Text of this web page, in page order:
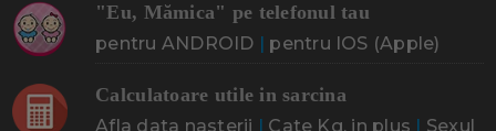
"Eu, Mămica" pe telefonul tau
pentru ANDROID pentru IOS (Apple)
Calculatoare utile in sarcina
Afla data nasterii Cate Kg. in plus
Sexul